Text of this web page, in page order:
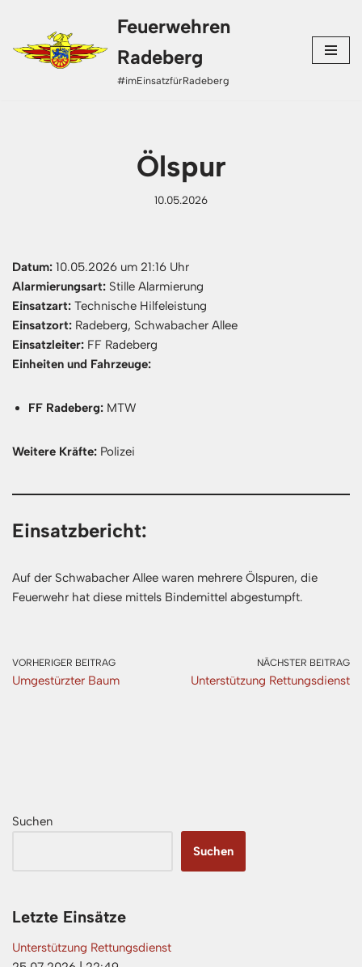
Zum
Inhalt
Feuerwehren
Radeberg
#imEinsatzfürRadeberg
Ölspur
10.05.2026
Datum: 10.05.2026 um 21:16 Uhr
Alarmierungsart: Stille Alarmierung
Einsatzart: Technische Hilfeleistung
Einsatzort: Radeberg, Schwabacher Allee
Einsatzleiter: FF Radeberg
Einheiten und Fahrzeuge:
FF Radeberg: MTW
Weitere Kräfte: Polizei
Einsatzbericht:
Auf der Schwabacher Allee waren mehrere Ölspuren, die
Feuerwehr hat diese mittels Bindemittel abgestumpft.
VORHERIGER BEITRAG
Umgestürzter Baum
NÄCHSTER BEITRAG
Unterstützung Rettungsdienst
Suchen
Suchen
Letzte Einsätze
Unterstützung Rettungsdienst